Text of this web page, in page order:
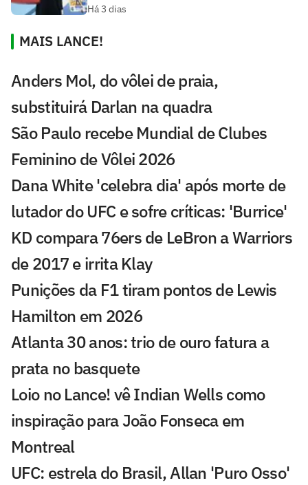
Há 3 dias
MAIS LANCE!
Anders Mol, do vôlei de praia,
substituirá Darlan na quadra
São Paulo recebe Mundial de Clubes
Feminino de Vôlei 2026
Dana White 'celebra dia' após morte de
lutador do UFC e sofre críticas: 'Burrice'
KD compara 76ers de LeBron a Warriors
de 2017 e irrita Klay
Punições da F1 tiram pontos de Lewis
Hamilton em 2026
Atlanta 30 anos: trio de ouro fatura a
prata no basquete
Loio no Lance! vê Indian Wells como
inspiração para João Fonseca em
Montreal
UFC: estrela do Brasil, Allan 'Puro Osso'